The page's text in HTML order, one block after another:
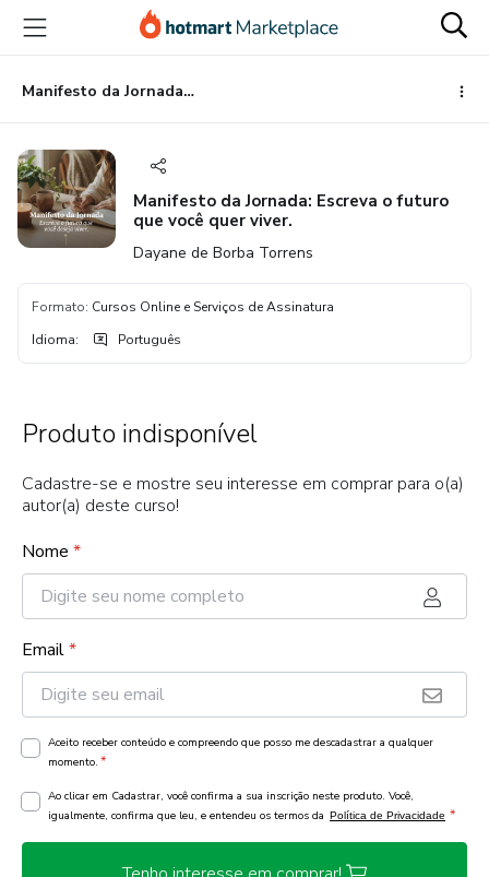
para
conteúdo
principal
para
pagamento
para
rodapé
Manifesto da Jornada: Escreva o futuro que você quer viver.
Manifesto da Jornada: Escreva o futuro
que você quer viver.
Dayane de Borba Torrens
Formato: Cursos Online e Serviços de Assinatura
Idioma: Português
Produto indisponível
Cadastre-se e mostre seu interesse em comprar para o(a)
autor(a) deste curso!
Nome *
Email*
Aceito receber conteúdo e compreendo que posso me descadastrar a qualquer
momento. *
Ao clicar em Cadastrar, você confirma a sua inscrição neste produto. Você,
igualmente, confirma que leu, e entendeu os termos da Política de Privacidade *